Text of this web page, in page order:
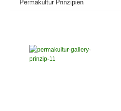
Permakultur Prinzipien